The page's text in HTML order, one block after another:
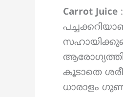
Carrot Juice
കൂടാതെ
ധാരാളം